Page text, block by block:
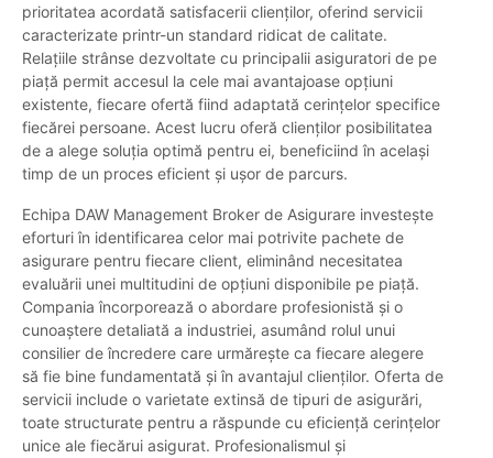
prioritatea acordată satisfacerii clienților, oferind servicii
caracterizate printr-un standard ridicat de calitate.
Relațiile strânse dezvoltate cu principalii asiguratori de pe
piață permit accesul la cele mai avantajoase opțiuni
existente, fiecare ofertă fiind adaptată cerințelor specifice
fiecărei persoane. Acest lucru oferă clienților posibilitatea
de a alege soluția optimă pentru ei, beneficiind în același
timp de un proces eficient și ușor de parcurs.
Echipa DAW Management Broker de Asigurare investește
eforturi în identificarea celor mai potrivite pachete de
asigurare pentru fiecare client, eliminând necesitatea
evaluării unei multitudini de opțiuni disponibile pe piață.
Compania încorporează o abordare profesionistă și o
cunoaștere detaliată a industriei, asumând rolul unui
consilier de încredere care urmărește ca fiecare alegere
să fie bine fundamentată și în avantajul clienților. Oferta de
servicii include o varietate extinsă de tipuri de asigurări,
toate structurate pentru a răspunde cu eficiență cerințelor
unice ale fiecărui asigurat. Profesionalismul și